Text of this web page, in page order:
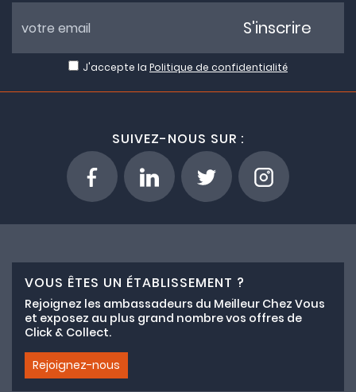
J'accepte la Politique de confidentialité
S'inscrire
SUIVEZ-NOUS SUR :
VOUS ÊTES UN ÉTABLISSEMENT ?
Rejoignez les ambassadeurs du Meilleur Chez Vous
et exposez au plus grand nombre vos offres de
Click & Collect.
Rejoignez-nous